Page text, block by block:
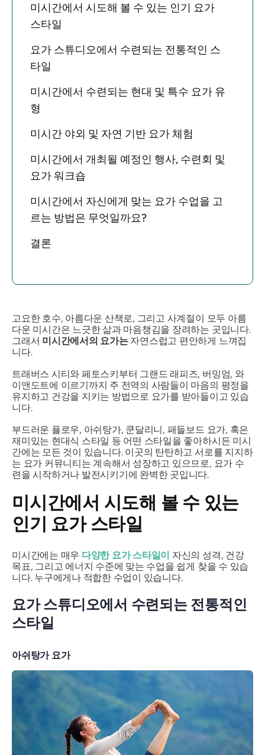
미시간에서 시도해 볼 수 있는 인기 요가
스타일
요가 스튜디오에서 수련되는 전통적인 스
타일
미시간에서 수련되는 현대 및 특수 요가 유
형
미시간 야외 및 자연 기반 요가 체험
미시간에서 개최될 예정인 행사, 수련회 및
요가 워크숍
미시간에서 자신에게 맞는 요가 수업을 고
르는 방법은 무엇일까요?
결론
고요한 호수, 아름다운 산책로, 그리고 사계절이 모두 아름
다운 미시간은 느긋한 삶과 마음챙김을 장려하는 곳입니다.
그래서 미시간에서의 요가는자연스럽고 편안하게 느껴집
니다.
트래버스 시티와 페토스키부터 그랜드 래피즈, 버밍엄, 와
이앤도트에 이르기까지 주 전역의 사람들이 마음의 평정을
유지하고 건강을 지키는 방법으로 요가를 받아들이고 있습
니다.
부드러운 플로우, 아쉬탕가, 쿤달리니, 패들보드 요가, 혹은
재미있는 현대식 스타일 등 어떤 스타일을 좋아하시든 미시
간에는 모든 것이 있습니다. 이곳의 탄탄하고 서로를 지지하
는 요가 커뮤니티는 계속해서 성장하고 있으므로, 요가 수
련을 시작하거나 발전시키기에 완벽한 곳입니다.
미시간에서 시도해 볼 수 있는
인기 요가 스타일
미시간에는 매우 다양한 요가 스타일이 자신의 성격, 건강
목표, 그리고 에너지 수준에 맞는 수업을 쉽게 찾을 수 있습
니다. 누구에게나 적합한 수업이 있습니다.
요가 스튜디오에서 수련되는 전통적인
스타일
아쉬탕가 요가